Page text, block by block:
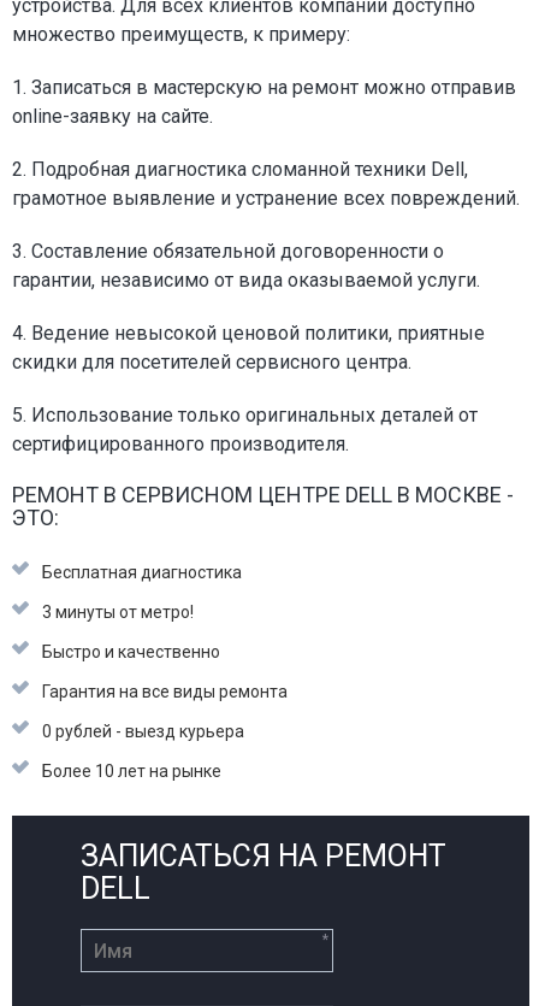
устройства. Для всех клиентов компании доступно
множество преимуществ, к примеру:
1. Записаться в мастерскую на ремонт можно отправив
online-заявку на сайте.
2. Подробная диагностика сломанной техники Dell,
грамотное выявление и устранение всех повреждений.
3. Составление обязательной договоренности о
гарантии, независимо от вида оказываемой услуги.
4. Ведение невысокой ценовой политики, приятные
скидки для посетителей сервисного центра.
5. Использование только оригинальных деталей от
сертифицированного производителя.
РЕМОНТ В СЕРВИСНОМ ЦЕНТРЕ DELL В МОСКВЕ -
ЭТО:
Бесплатная диагностика
3 минуты от метро!
Быстро и качественно
Гарантия на все виды ремонта
0 рублей - выезд курьера
Более 10 лет на рынке
ЗАПИСАТЬСЯ НА РЕМОНТ
DELL
*